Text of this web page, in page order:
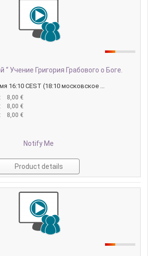
“ Учение Григория Грабового о Боге.
16:10 CEST (18:10 московское ...
8,00 €
8,00 €
8,00 €
Notify Me
Product details